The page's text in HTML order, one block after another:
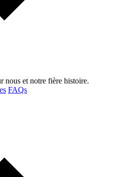
nous et notre fière histoire.
FAQs